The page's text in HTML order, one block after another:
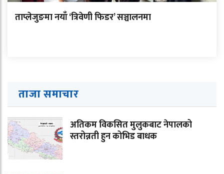
ताप्लेजुङमा नयाँ ‘त्रिवेणी फिडर’ सञ्चालनमा
ताजा समाचार
अतिकम विकसित मुलुकबाट नेपालको
स्तरोन्नती हुन कोभिड बाधक